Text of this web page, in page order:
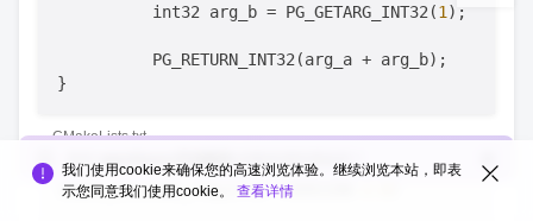
          int32 arg_b = PG_GETARG_INT32(
1 );
CMakeLists.txt
cmake_minimum_required (VERSION
您对 openGauss互动版块 的整体满意度如何？
我们使用cookie来确保您的高速浏览体验。继续浏览本站，即表
示您同意我们使用cookie。 查看详情